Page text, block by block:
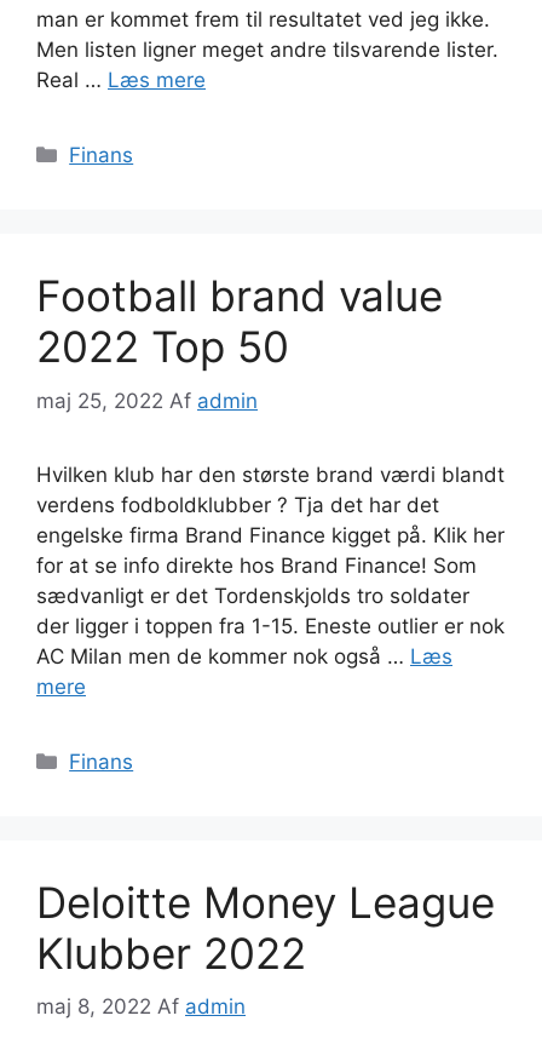
man er kommet frem til resultatet ved jeg ikke.
Men listen ligner meget andre tilsvarende lister.
Real … Læs mere
Kategorier
Finans
Football brand value
2022 Top 50
maj 25, 2022 Af admin
Hvilken klub har den største brand værdi blandt
verdens fodboldklubber ? Tja det har det
engelske firma Brand Finance kigget på. Klik her
for at se info direkte hos Brand Finance! Som
sædvanligt er det Tordenskjolds tro soldater
der ligger i toppen fra 1-15. Eneste outlier er nok
AC Milan men de kommer nok også … Læs
mere
Kategorier
Finans
Deloitte Money League
Klubber 2022
maj 8, 2022 Af admin